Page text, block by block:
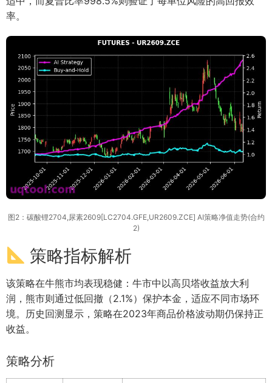
率。
图2：碳酸锂2704,尿素2609[LC2704.GFE,UR2609.ZCE] AI策略净值走势(合约
2)
策略指标解析
该策略在牛熊市均表现稳健：牛市中以高贝塔收益放大利
润，熊市则通过低回撤（2.1%）保护本金，适应不同市场环
境。历史回测显示，策略在2023年商品价格波动期仍保持正
收益。
策略分析